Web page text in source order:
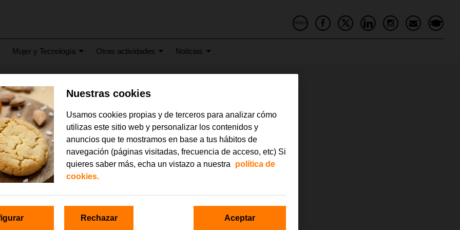
NEWS
Mujer y Tecnología Otras actividades Noticias
cumplimos 25 años
Nuestras cookies
Usamos cookies propias y de terceros para analizar cómo
utilizas este sitio web y personalizar los contenidos y
anuncios que te mostramos en base a tus hábitos de
navegación (páginas visitadas, frecuencia de acceso, etc) Si
quieres saber más, echa un vistazo a nuestra
política de
cookies.
Rechazar Aceptar